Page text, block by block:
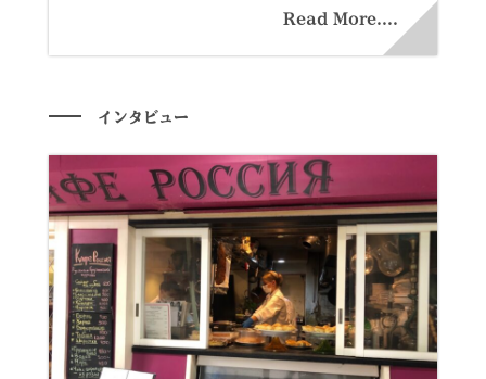
Read More....
インタビュー